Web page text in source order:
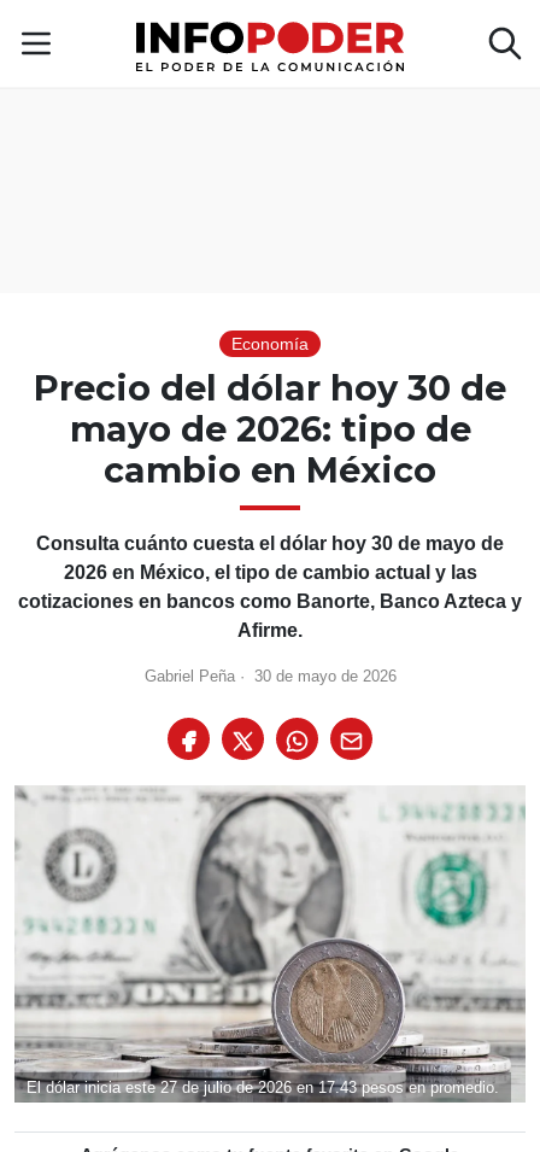
Economía
Precio del dólar hoy 30 de
mayo de 2026: tipo de
cambio en México
Consulta cuánto cuesta el dólar hoy 30 de mayo de
2026 en México, el tipo de cambio actual y las
cotizaciones en bancos como Banorte, Banco Azteca y
Afirme.
Gabriel Peña· 30 de mayo de 2026
El dólar inicia este 27 de julio de 2026 en 17.43 pesos en promedio.